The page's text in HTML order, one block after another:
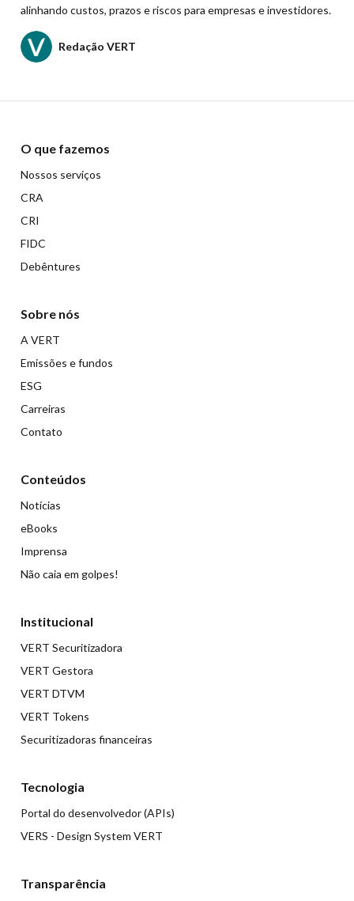
alinhando custos, prazos e riscos para empresas e investidores.
Redação VERT
O que fazemos
Nossos serviços
CRA
CRI
FIDC
Debêntures
Sobre nós
A VERT
Emissões e fundos
ESG
Carreiras
Contato
Conteúdos
Notícias
eBooks
Imprensa
Não caia em golpes!
Institucional
VERT Securitizadora
VERT Gestora
VERT DTVM
VERT Tokens
Securitizadoras financeiras
Tecnologia
Portal do desenvolvedor (APIs)
VERS - Design System VERT
Transparência